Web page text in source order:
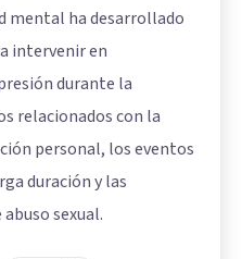
mental ha desarrollado
intervenir en
durante la
relacionados con la
personal, los eventos
duración y las
sexual.